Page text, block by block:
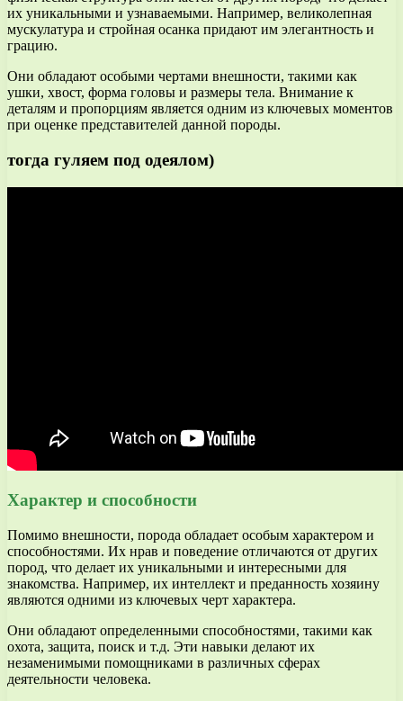
их уникальными и узнаваемыми. Например, великолепная
мускулатура и стройная осанка придают им элегантность и
грацию.
Они обладают особыми чертами внешности, такими как
ушки, хвост, форма головы и размеры тела. Внимание к
деталям и пропорциям является одним из ключевых моментов
при оценке представителей данной породы.
тогда гуляем под одеялом)
Характер и способности
Помимо внешности, порода обладает особым характером и
способностями. Их нрав и поведение отличаются от других
пород, что делает их уникальными и интересными для
знакомства. Например, их интеллект и преданность хозяину
являются одними из ключевых черт характера.
Они обладают определенными способностями, такими как
охота, защита, поиск и т.д. Эти навыки делают их
незаменимыми помощниками в различных сферах
деятельности человека.